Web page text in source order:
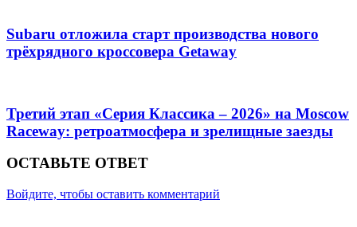
Subaru отложила старт производства нового
трёхрядного кроссовера Getaway
Третий этап «Серия Классика – 2026» на Moscow
Raceway: ретроатмосфера и зрелищные заезды
ОСТАВЬТЕ ОТВЕТ
Войдите, чтобы оставить комментарий